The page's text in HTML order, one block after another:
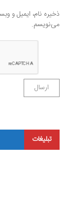
ذخیره نام، ایمیل و
می‌نویسم.
تبلیغات